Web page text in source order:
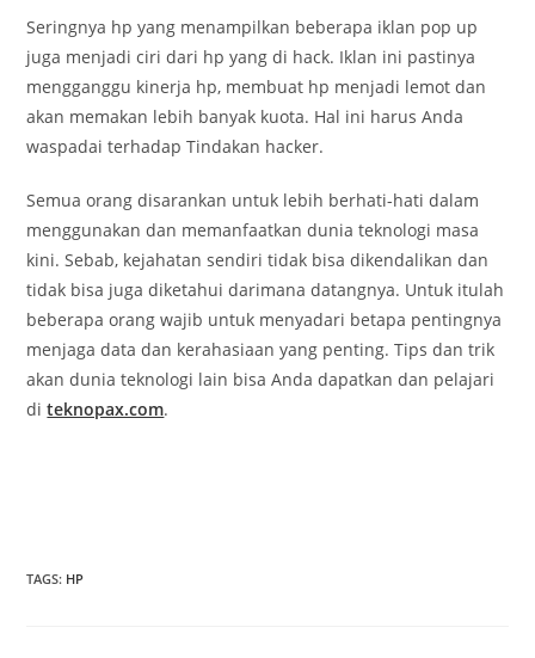
Seringnya hp yang menampilkan beberapa iklan pop up
juga menjadi ciri dari hp yang di hack. Iklan ini pastinya
mengganggu kinerja hp, membuat hp menjadi lemot dan
akan memakan lebih banyak kuota. Hal ini harus Anda
waspadai terhadap Tindakan hacker.
Semua orang disarankan untuk lebih berhati-hati dalam
menggunakan dan memanfaatkan dunia teknologi masa
kini. Sebab, kejahatan sendiri tidak bisa dikendalikan dan
tidak bisa juga diketahui darimana datangnya. Untuk itulah
beberapa orang wajib untuk menyadari betapa pentingnya
menjaga data dan kerahasiaan yang penting. Tips dan trik
akan dunia teknologi lain bisa Anda dapatkan dan pelajari
diteknopax.com.
TAGS: HP